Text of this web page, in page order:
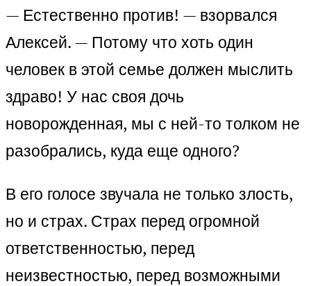
— Естественно против! — взорвался
Алексей. — Потому что хоть один
человек в этой семье должен мыслить
здраво! У нас своя дочь
новорожденная, мы с ней-то толком не
разобрались, куда еще одного?
В его голосе звучала не только злость,
но и страх. Страх перед огромной
ответственностью, перед
неизвестностью, перед возможными